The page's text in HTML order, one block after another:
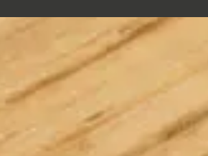
Tutti i rivenditori